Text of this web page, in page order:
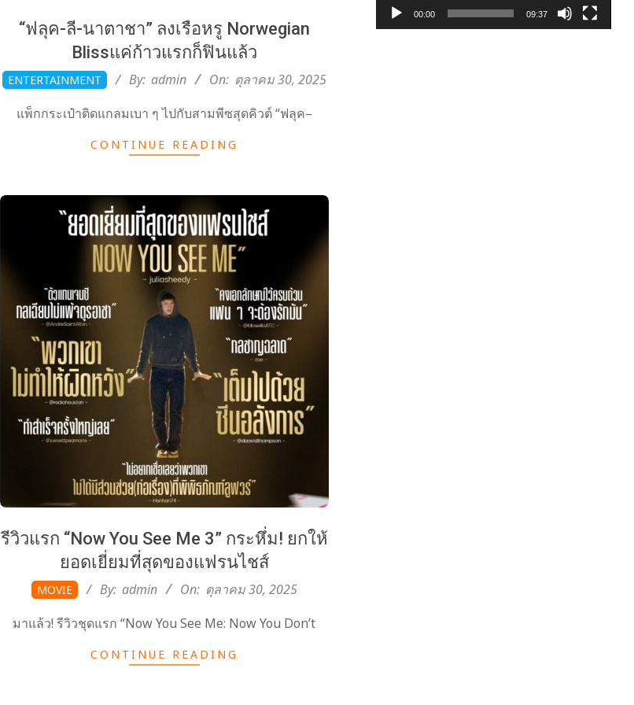
“ฟลุค-ลี-นาตาชา” ลงเรือหรู Norwegian
Blissแค่ก้าวแรกก็ฟินแล้ว
2025-
10-
ENTERTAINMENT By: admin On: ตุลาคม 30, 2025
แพ็กกระเป๋าติดแกลมเบา ๆ ไปกับสามพีซสุดคิวต์ “ฟลุค–
CONTINUE READING
รีวิวแรก “Now You See Me 3” กระหึ่ม! ยกให้
ยอดเยี่ยมที่สุดของแฟรนไชส์
2025- MOVIE By: admin On: ตุลาคม 30, 2025
มาแล้ว! รีวิวชุดแรก “Now You See Me: Now You Don’t
CONTINUE READING
00:00 09:37